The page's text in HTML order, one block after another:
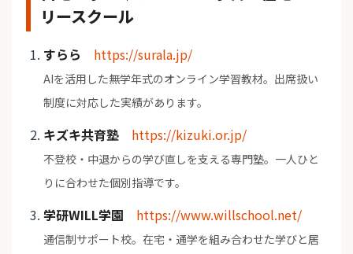
リースクール
すらら https://surala.jp/
AIを活用した無学年式のオンライン学習教材。出席扱い
制度に対応した実績があります。
キズキ共育塾 https://kizuki.or.jp/
不登校・中退からの学び直しを支える専門塾。一人ひと
りに合わせた個別指導です。
学研WILL学園 https://www.willschool.net/
通信制サポート校。在宅・通学を組み合わせた学びと居